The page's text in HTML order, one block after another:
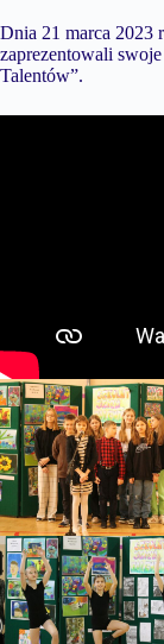
Dnia 21 marca 2023
zaprezentowali
Talentów”.